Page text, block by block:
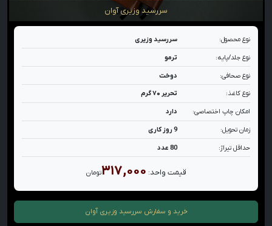
سررسید وزیری آوان
نوع محصول: سررسید وزیری
نوع جلد/پایه: ترمو
نوع صحافی: دوخت
نوع کاغذ: تحریر ۷۰ گرم
امکان چاپ اختصاصی: دارد
زمان تحویل: 9 روز کاری
حداقل تیراژ: 80 عدد
قیمت واحد: ۳۱۷,۰۰۰تومان
خرید و سفارش سررسید وزیری آوان